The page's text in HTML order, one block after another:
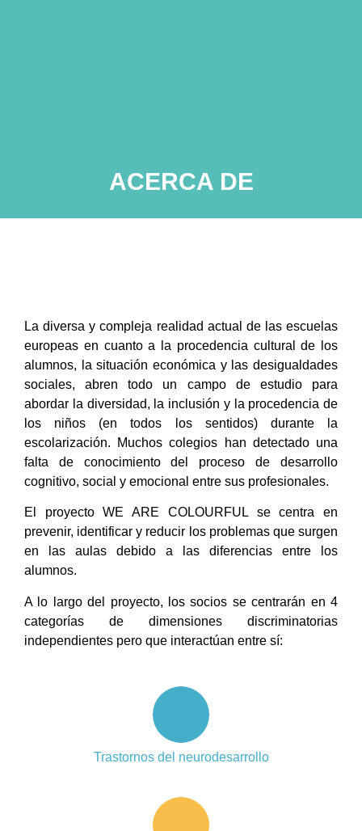
ACERCA DE
La diversa y compleja realidad actual de las escuelas
europeas en cuanto a la procedencia cultural de los
alumnos, la situación económica y las desigualdades
sociales, abren todo un campo de estudio para
abordar la diversidad, la inclusión y la procedencia de
los niños (en todos los sentidos) durante la
escolarización. Muchos colegios han detectado una
falta de conocimiento del proceso de desarrollo
cognitivo, social y emocional entre sus profesionales.
El proyecto WE ARE COLOURFUL se centra en
prevenir, identificar y reducir los problemas que surgen
en las aulas debido a las diferencias entre los
alumnos.
A lo largo del proyecto, los socios se centrarán en 4
categorías de dimensiones discriminatorias
independientes pero que interactúan entre sí:
Trastornos del neurodesarrollo